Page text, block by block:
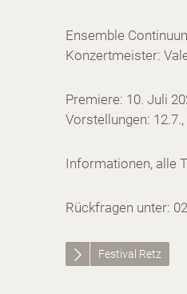
Ensemble
Konzertmeister:
Premiere: 10. Juli
Vorstellungen:
Informationen, alle
Rückfragen unter:
Festival Retz